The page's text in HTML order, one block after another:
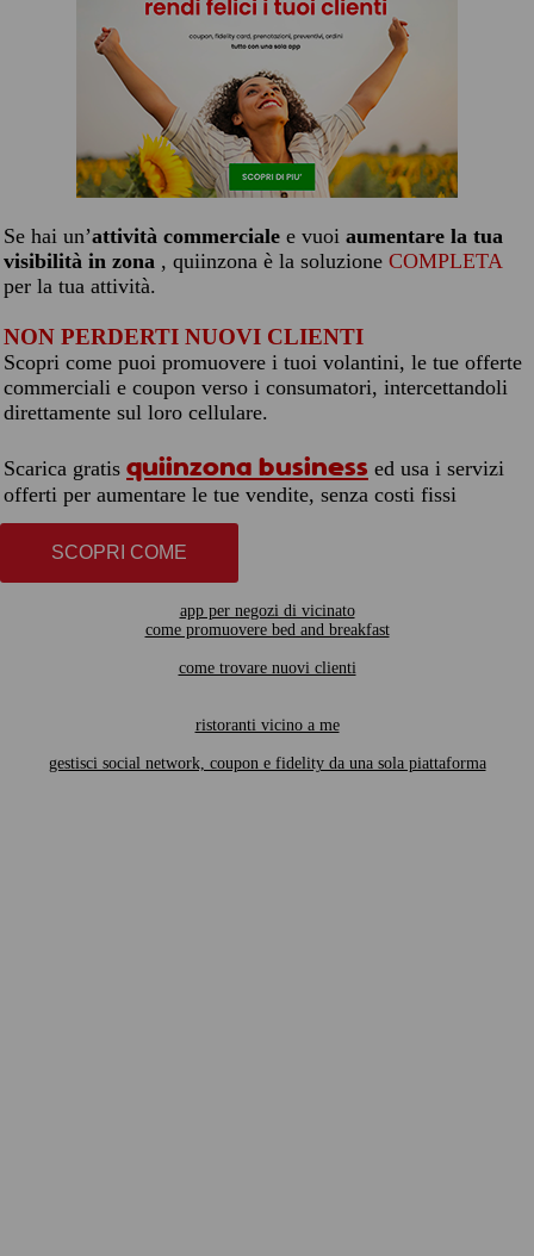
Se hai un’attività commerciale e vuoi aumentare la tua
visibilità in zona , quiinzona è la soluzione COMPLETA
per la tua attività.
NON PERDERTI NUOVI CLIENTI
Scopri come puoi promuovere i tuoi volantini, le tue offerte
commerciali e coupon verso i consumatori, intercettandoli
direttamente sul loro cellulare.
Scarica gratis quiinzona business ed usa i servizi
offerti per aumentare le tue vendite, senza costi fissi
SCOPRI COME
app per negozi di vicinato
come promuovere bed and breakfast
come trovare nuovi clienti
ristoranti vicino a me
gestisci social network, coupon e fidelity da una sola piattaforma